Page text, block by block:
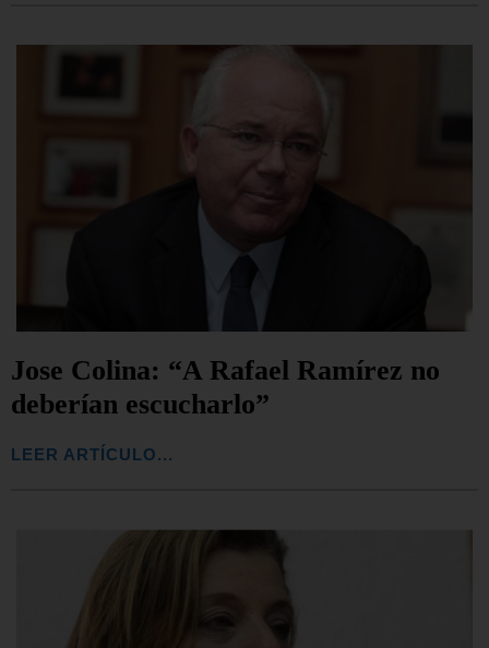
Jose Colina: “A Rafael Ramírez no
deberían escucharlo”
LEER ARTÍCULO...